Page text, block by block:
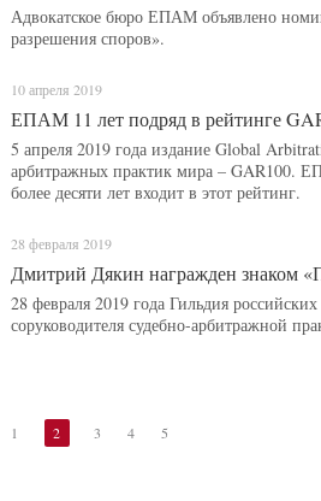
Адвокатское бюро ЕПАМ объявлено
разрешения споров».
10 апреля 2019
ЕПАМ 11 лет подряд в рейтинге
5 апреля 2019 года издание Global
арбитражных практик мира – GAR100.
более десяти лет входит в этот рейтинг.
28 февраля 2019
Дмитрий Дякин награжден знаком
28 февраля 2019 года Гильдия
соруководителя судебно-арбитражной
1 2 3 4 5